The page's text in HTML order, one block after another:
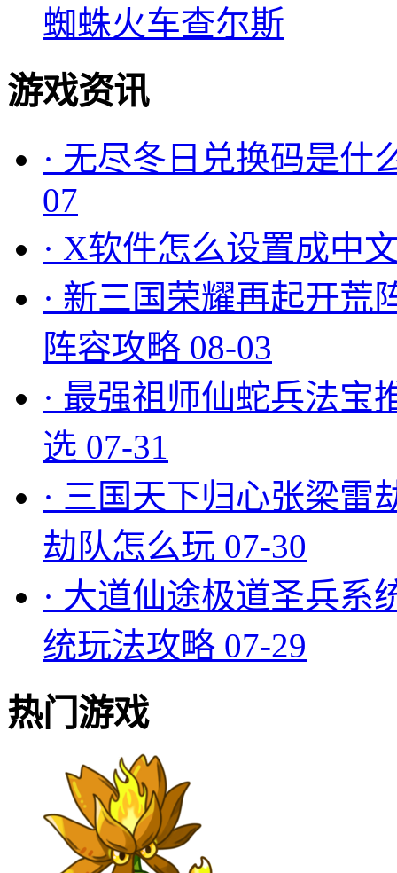
蜘蛛火车查尔斯
游戏资讯
· 无尽冬日兑换码是什
07
· X软件怎么设置成中
· 新三国荣耀再起开荒
阵容攻略 08-03
· 最强祖师仙蛇兵法宝
选 07-31
· 三国天下归心张梁雷
劫队怎么玩 07-30
· 大道仙途极道圣兵系
统玩法攻略 07-29
热门游戏